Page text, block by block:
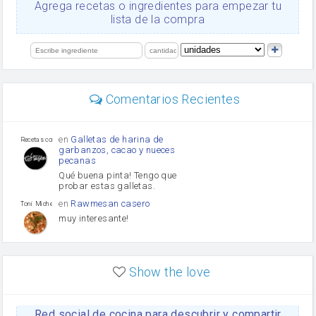
orégano
limón
Agrega recetas o ingredientes para empezar tu
lista de la compra
Comentarios Recientes
Recetas con sazon
en Galletas de harina de
garbanzos, cacao y nueces
pecanas
Qué buena pinta! Tengo que
probar estas galletas.
Toni Michel Caubet
en Rawmesan casero
muy interesante!
enLasaña casera fácil y
Show the love